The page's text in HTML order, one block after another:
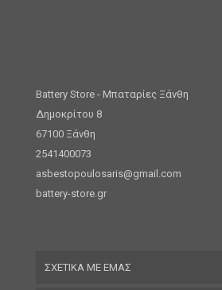
Battery Store - Μπαταρίες Ξάνθη
Δημοκρίτου 8
67100 Ξάνθη
2541400073
asbestopoulosaris@gmail.com
battery-store.gr
ΣΧΕΤΙΚΑ ΜΕ ΕΜΑΣ